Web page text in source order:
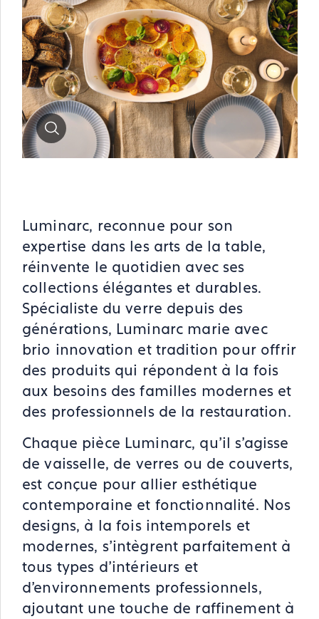
Zoom
Luminarc, reconnue pour son
expertise dans les arts de la table,
réinvente le quotidien avec ses
collections élégantes et durables.
Spécialiste du verre depuis des
générations, Luminarc marie avec
brio innovation et tradition pour offrir
des produits qui répondent à la fois
aux besoins des familles modernes et
des professionnels de la restauration.
Chaque pièce Luminarc, qu'il s'agisse
de vaisselle, de verres ou de couverts,
est conçue pour allier esthétique
contemporaine et fonctionnalité. Nos
designs, à la fois intemporels et
modernes, s'intègrent parfaitement à
tous types d'intérieurs et
d'environnements professionnels,
ajoutant une touche de raffinement à